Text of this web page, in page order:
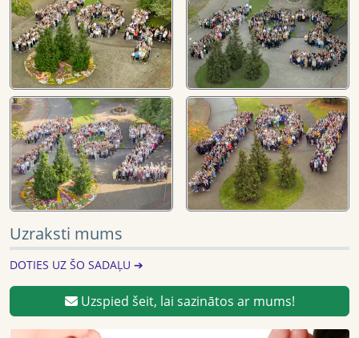
Uzraksti mums
DOTIES UZ ŠO SADAĻU ➔
Uzspied šeit, lai sazinātos ar mums!